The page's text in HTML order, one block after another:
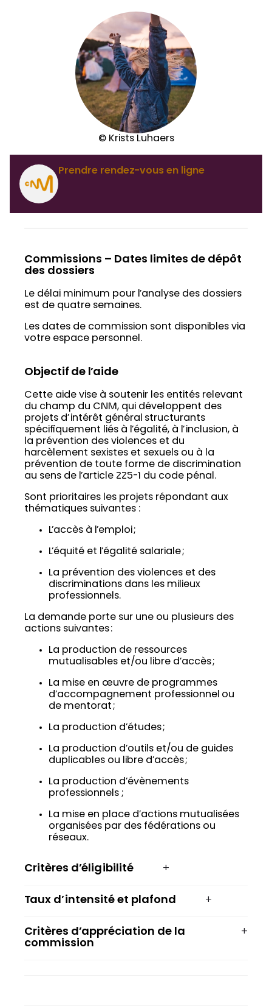
© Krists Luhaers
Prendre rendez-vous en ligne
Commissions – Dates limites de dépôt
des dossiers
Le délai minimum pour l’analyse des dossiers
est de quatre semaines.
Les dates de commission sont disponibles via
votre espace personnel.
Objectif de l’aide
Cette aide vise à soutenir les entités relevant
du champ du CNM, qui développent des
projets d’intérêt général structurants
spécifiquement liés à l’égalité, à l’inclusion, à
la prévention des violences et du
harcèlement sexistes et sexuels ou à la
prévention de toute forme de discrimination
au sens de l’article 225-1 du code pénal.
Sont prioritaires les projets répondant aux
thématiques suivantes :
L’accès à l’emploi ;
L’équité et l’égalité salariale ;
La prévention des violences et des
discriminations dans les milieux
professionnels.
La demande porte sur une ou plusieurs des
actions suivantes :
La production de ressources
mutualisables et/ou libre d’accès ;
La mise en œuvre de programmes
d’accompagnement professionnel ou
de mentorat ;
La production d’études ;
La production d’outils et/ou de guides
duplicables ou libre d’accès ;
La production d’évènements
professionnels ;
La mise en place d’actions mutualisées
organisées par des fédérations ou
réseaux.
Critères d’éligibilité
Taux d’intensité et plafond
Critères d’appréciation de la
commission